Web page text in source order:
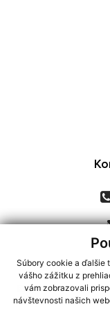
Súbory cookie a ďalšie
vášho zážitku z
vám zobrazovali
návštevnosti našich
využite možnosť
CMS systém